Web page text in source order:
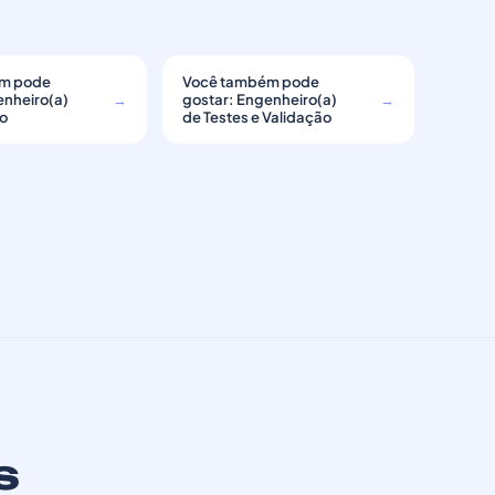
pode
→
Você também pode
gostar: Engenheiro(a)
de Testes e Validação
→